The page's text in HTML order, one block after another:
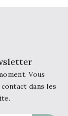
Vous
dans les